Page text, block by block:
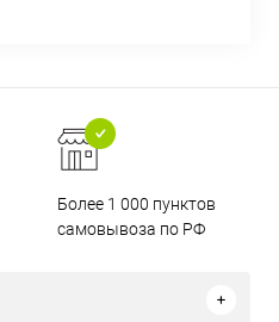
Более 1 000 пунктов
самовывоза по РФ